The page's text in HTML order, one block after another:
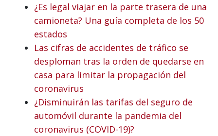
¿Es legal viajar en la parte trasera de una
camioneta? Una guía completa de los 50
estados
Las cifras de accidentes de tráfico se
desploman tras la orden de quedarse en
casa para limitar la propagación del
coronavirus
¿Disminuirán las tarifas del seguro de
automóvil durante la pandemia del
coronavirus (COVID-19)?